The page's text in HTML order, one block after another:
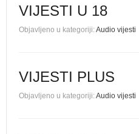
VIJESTI U 18
Objavljeno u kategoriji:Audio vijesti
VIJESTI PLUS
Objavljeno u kategoriji:Audio vijesti
Zaboravili ste